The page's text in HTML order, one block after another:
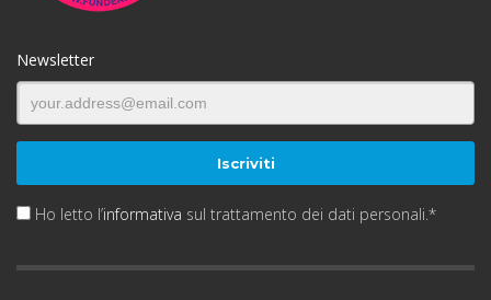
Newsletter
Ho letto l’informativa sul trattamento dei dati personali.*